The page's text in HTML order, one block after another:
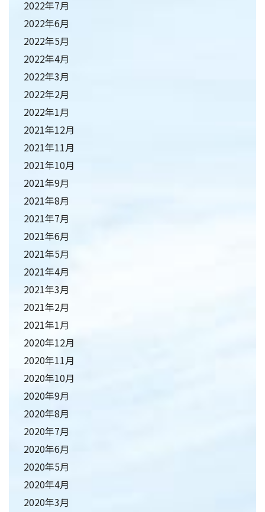
2022年7月
2022年6月
2022年5月
2022年4月
2022年3月
2022年2月
2022年1月
2021年12月
2021年11月
2021年10月
2021年9月
2021年8月
2021年7月
2021年6月
2021年5月
2021年4月
2021年3月
2021年2月
2021年1月
2020年12月
2020年11月
2020年10月
2020年9月
2020年8月
2020年7月
2020年6月
2020年5月
2020年4月
2020年3月